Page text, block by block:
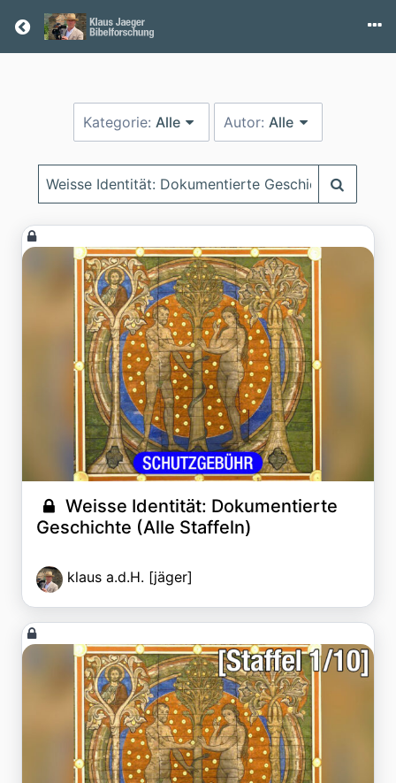
Return home
Kategorie: Alle Autor:Alle
Suchbegriff
eingeben
Weisse Identität: Dokumentierte
Geschichte (Alle Staffeln)
klaus a.d.H. [jäger]